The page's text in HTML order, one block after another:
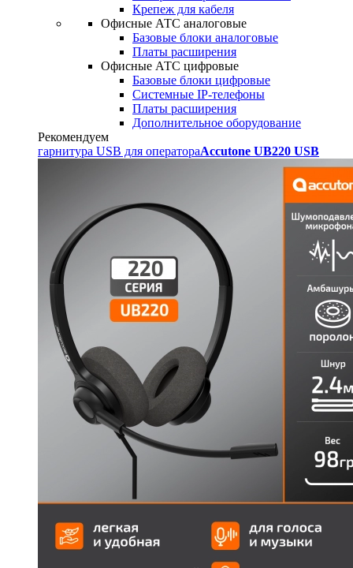
Крепеж для кабеля
Офисные АТС аналоговые
Базовые блоки аналоговые
Платы расширения
Офисные АТС цифровые
Базовые блоки цифровые
Системные IP-телефоны
Платы расширения
Дополнительное оборудование
Рекомендуем
гарнитура USB для оператораAccutone UB220 USB